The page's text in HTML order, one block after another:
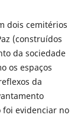
dois cemitérios
(construídos
da sociedade
os espaços
da
evidenciar no